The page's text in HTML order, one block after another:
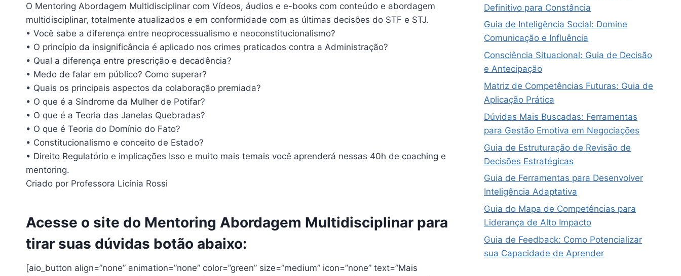
O Mentoring Abordagem Multidisciplinar com Vídeos, áudios e e-books com conteúdo e abordagem
multidisciplinar, totalmente atualizados e em conformidade com as últimas decisões do STF e STJ.
• Você sabe a diferença entre neoprocessualismo e neoconstitucionalismo?
• O princípio da insignificância é aplicado nos crimes praticados contra a Administração?
• Qual a diferença entre prescrição e decadência?
• Medo de falar em público? Como superar?
• Quais os principais aspectos da colaboração premiada?
• O que é a Síndrome da Mulher de Potifar?
• O que é a Teoria das Janelas Quebradas?
• O que é Teoria do Domínio do Fato?
• Constitucionalismo e conceito de Estado?
• Direito Regulatório e implicações Isso e muito mais temais você aprenderá nessas 40h de coaching e
mentoring.
Criado por Professora Licínia Rossi
Acesse o site do Mentoring Abordagem Multidisciplinar para
tirar suas dúvidas botão abaixo:
[aio_button align=”none” animation=”none” color=”green” size=”medium” icon=”none” text=”Mais
Definitivo para Constância
Guia de Inteligência Social: Domine
Comunicação e Influência
Consciência Situacional: Guia de Decisão
e Antecipação
Matriz de Competências Futuras: Guia de
Aplicação Prática
Dúvidas Mais Buscadas: Ferramentas
para Gestão Emotiva em Negociações
Guia de Estruturação de Revisão de
Decisões Estratégicas
Guia de Ferramentas para Desenvolver
Inteligência Adaptativa
Guia do Mapa de Competências para
Liderança de Alto Impacto
Guia de Feedback: Como Potencializar
sua Capacidade de Aprender